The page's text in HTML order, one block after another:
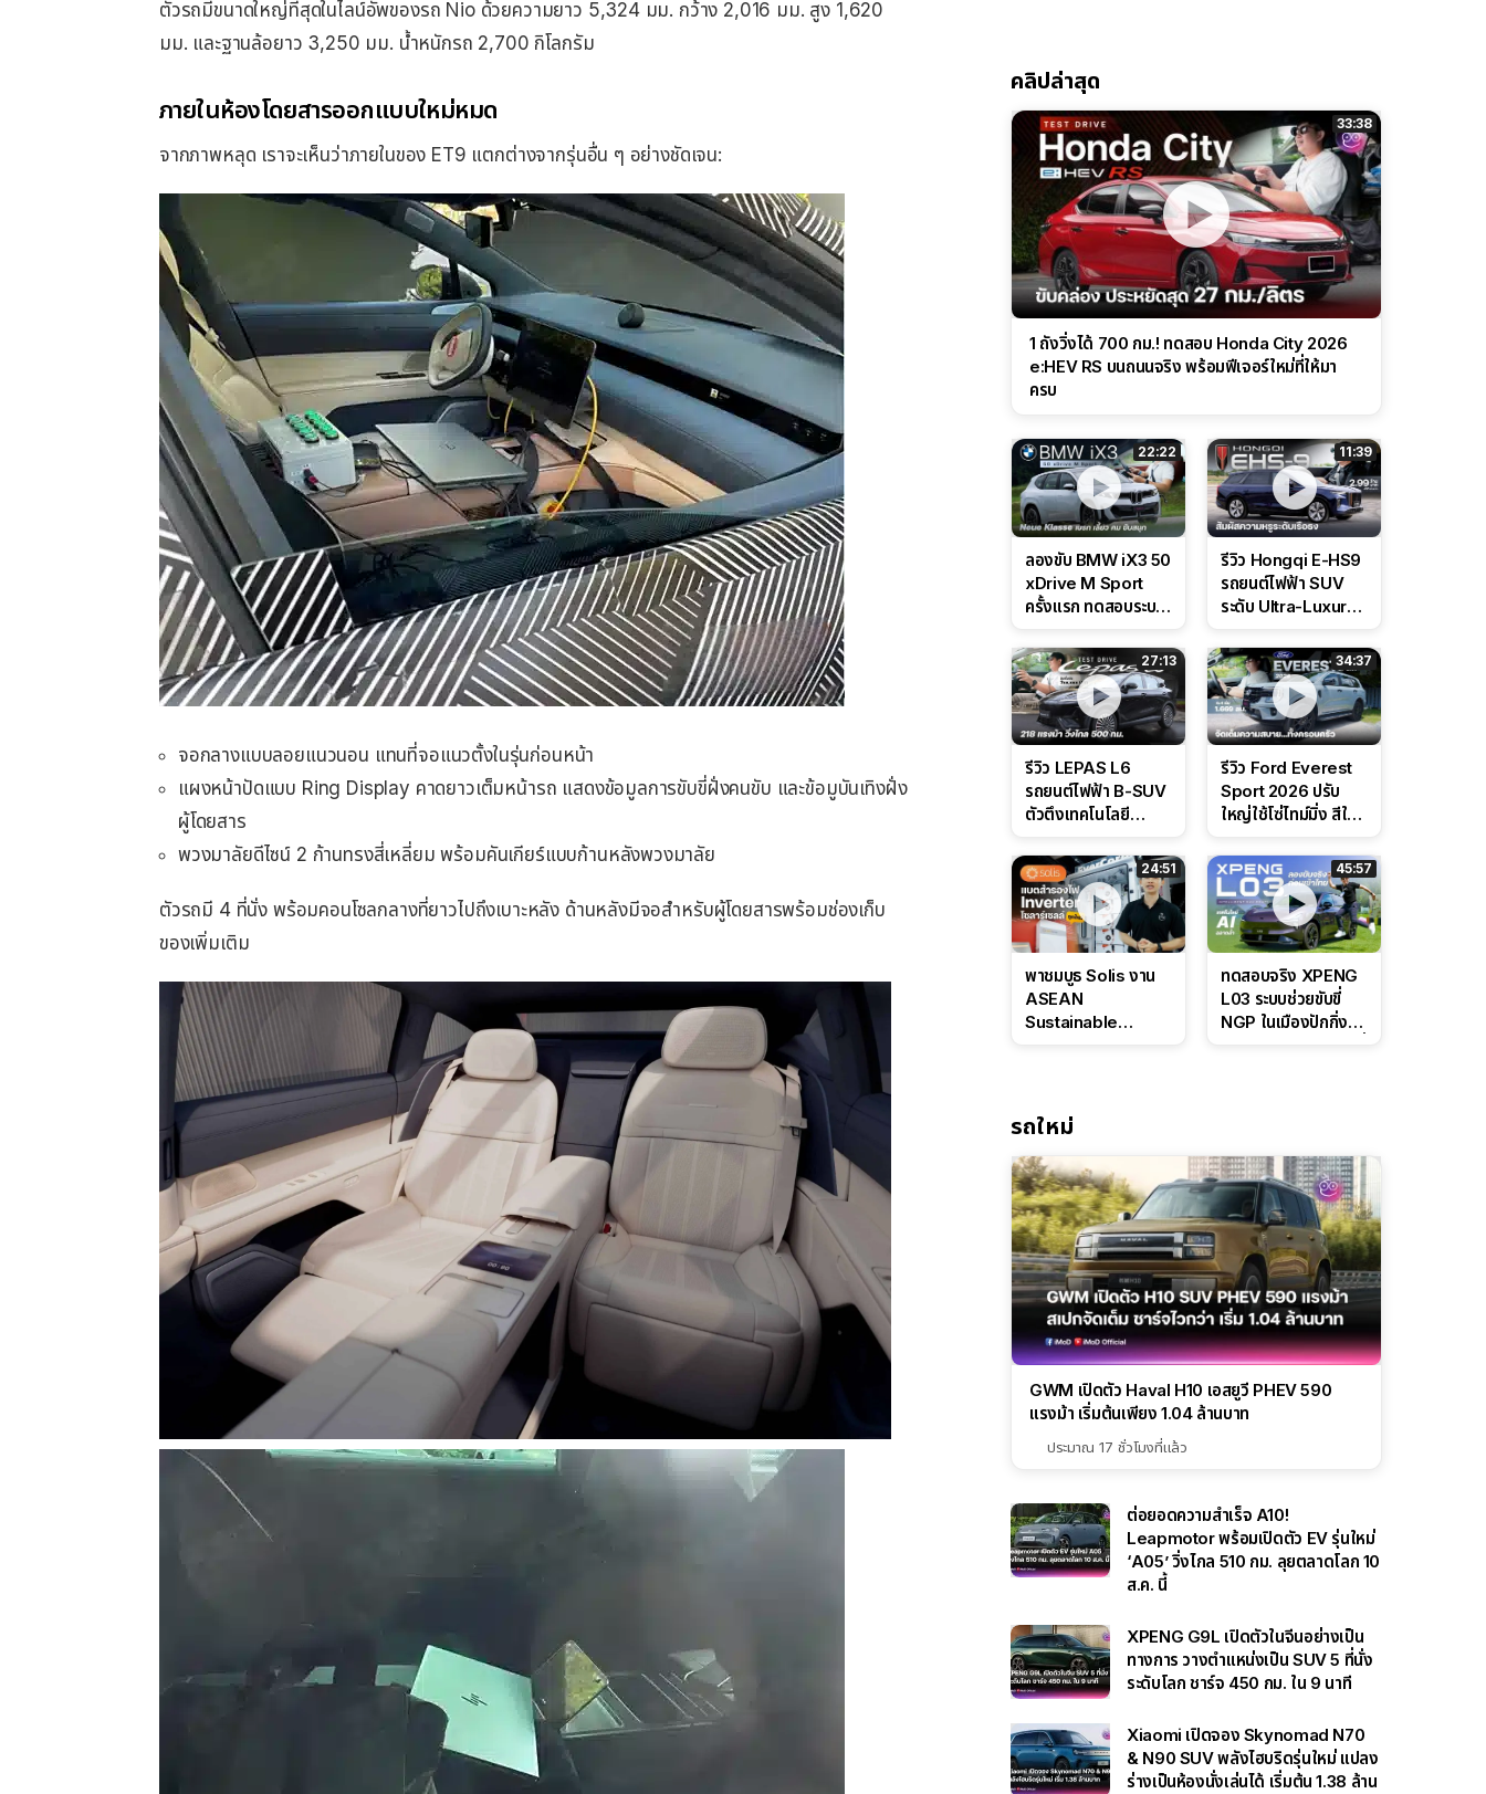
ตัวรถมีขนาดใหญ่ที่สุดในไลน์อัพของรถ Nio ด้วยความยาว 5,324 มม. กว้าง 2,016 มม. สูง 1,620
มม. และฐานล้อยาว 3,250 มม. น้ำหนักรถ 2,700 กิโลกรัม
ภายในห้องโดยสารออกแบบใหม่หมด
จากภาพหลุด เราจะเห็นว่าภายในของ ET9 แตกต่างจากรุ่นอื่น ๆ อย่างชัดเจน:
จอกลางแบบลอยแนวนอน แทนที่จอแนวตั้งในรุ่นก่อนหน้า
แผงหน้าปัดแบบ Ring Display คาดยาวเต็มหน้ารถ แสดงข้อมูลการขับขี่ฝั่งคนขับ และข้อมูบันเทิงฝั่ง
ผู้โดยสาร
พวงมาลัยดีไซน์ 2 ก้านทรงสี่เหลี่ยม พร้อมคันเกียร์แบบก้านหลังพวงมาลัย
ตัวรถมี 4 ที่นั่ง พร้อมคอนโซลกลางที่ยาวไปถึงเบาะหลัง ด้านหลังมีจอสำหรับผู้โดยสารพร้อมช่องเก็บ
ของเพิ่มเติม
คลิปล่าสุด
33:38
1 ถังวิ่งได้ 700 กม.! ทดสอบ Honda City 2026
e:HEV RS บนถนนจริง พร้อมฟีเจอร์ใหม่ที่ให้มา
ครบ
22:22
ลองขับ BMW iX3 50
xDrive M Sport
ครั้งแรก ทดสอบระบบ
Performance แบบ
จัดเต็มในสนาม
11:39
รีวิว Hongqi E-HS9
รถยนต์ไฟฟ้า SUV
ระดับ Ultra-Luxury
CDC นุ่มหนึบเหนือ
ระดับ
27:13
รีวิว LEPAS L6
รถยนต์ไฟฟ้า B-SUV
ตัวตึงเทคโนโลยี
ล่างหนึบ ลุ้นราคา 7
แสนต้น
34:37
รีวิว Ford Everest
Sport 2026 ปรับ
ใหญ่ใช้โซ่ไทม์มิ่ง สีใหม่
ดุดันสไตล์ครอบครัว
สายลุย
24:51
พาชมบูธ Solis งาน
ASEAN
Sustainable
IntelliHouse และ
EverCORE โซลูชัน
ESS ครบวงจร
45:57
ทดสอบจริง XPENG
L03 ระบบช่วยขับขี่
NGP ในเมืองปักกิ่ง
รถใหม่
GWM เปิดตัว Haval H10 เอสยูวี PHEV 590
แรงม้า เริ่มต้นเพียง 1.04 ล้านบาท
ประมาณ 17 ชั่วโมงที่แล้ว
ต่อยอดความสำเร็จ A10!
Leapmotor พร้อมเปิดตัว EV รุ่นใหม่
‘A05’ วิ่งไกล 510 กม. ลุยตลาดโลก 10
ส.ค. นี้
XPENG G9L เปิดตัวในจีนอย่างเป็น
ทางการ วางตำแหน่งเป็น SUV 5 ที่นั่ง
ระดับโลก ชาร์จ 450 กม. ใน 9 นาที
Xiaomi เปิดจอง Skynomad N70
& N90 SUV พลังไฮบริดรุ่นใหม่ แปลง
ร่างเป็นห้องนั่งเล่นได้ เริ่มต้น 1.38 ล้าน